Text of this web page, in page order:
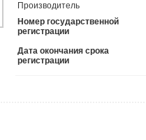
Производитель
Номер государственной
регистрации
Дата окончания срока
регистрации